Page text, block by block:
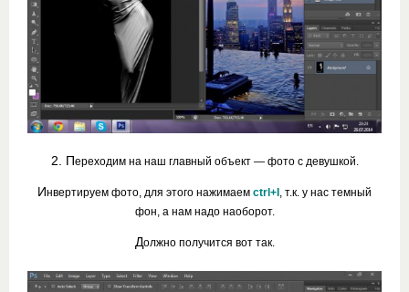
2. Переходим на наш главный объект — фото с девушкой.
Инвертируем фото, для этого нажимаем ctrl+I, т.к. у нас темный
фон, а нам надо наоборот.
Должно получится вот так.